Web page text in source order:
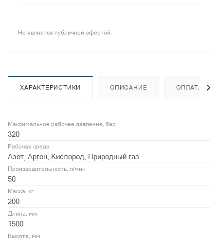
Не является публичной офертой.
ХАРАКТЕРИСТИКИ ОПИСАНИЕ ОПЛАТА
Максимальное рабочее давление, бар
320
Рабочая среда
Азот, Аргон, Кислород, Природный газ
Производительность, л/мин
50
Масса, кг
200
Длина, мм
1500
Высота, мм